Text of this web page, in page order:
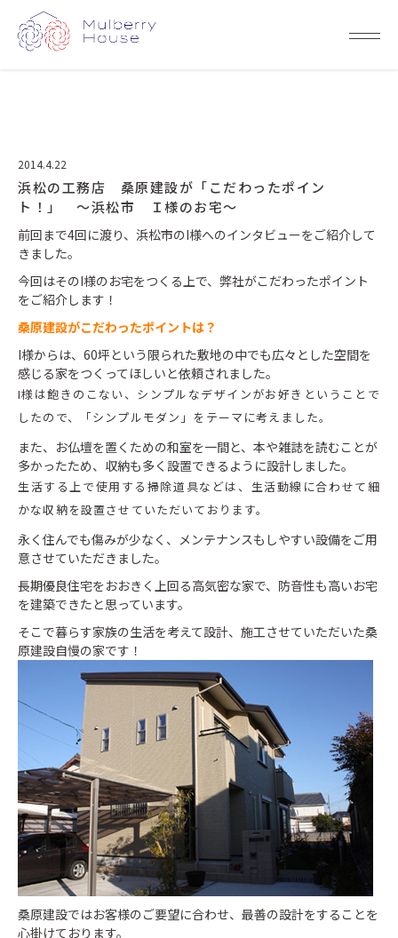
2014.4.22
浜松の工務店 桑原建設が「こだわったポイン
ト！」 ～浜松市 Ｉ様のお宅～
前回まで4回に渡り、浜松市のI様へのインタビューをご紹介して
きました。
今回はそのI様のお宅をつくる上で、弊社がこだわったポイント
をご紹介します！
桑原建設がこだわったポイントは？
I様からは、60坪という限られた敷地の中でも広々とした空間を
感じる家をつくってほしいと依頼されました。
I様は飽きのこない、シンプルなデザインがお好きということで
したので、「シンプルモダン」をテーマに考えました。
また、お仏壇を置くための和室を一間と、本や雑誌を読むことが
多かったため、収納も多く設置できるように設計しました。
生活する上で使用する掃除道具などは、生活動線に合わせて細
かな収納を設置させていただいております。
永く住んでも傷みが少なく、メンテナンスもしやすい設備をご用
意させていただきました。
長期優良住宅をおおきく上回る高気密な家で、防音性も高いお宅
を建築できたと思っています。
そこで暮らす家族の生活を考えて設計、施工させていただいた桑
原建設自慢の家です！
桑原建設ではお客様のご要望に合わせ、最善の設計をすることを
心掛けております。